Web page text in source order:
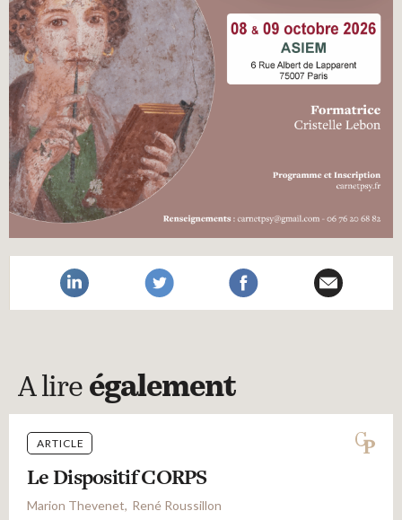
A lire également
ARTICLE
Le Dispositif CORPS
Marion Thevenet René Roussillon